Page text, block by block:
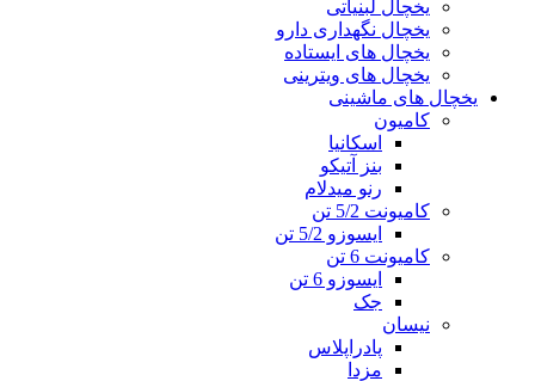
یخچال لبنیاتی
یخچال نگهداری دارو
یخچال های ایستاده
یخچال های ویترینی
یخچال های ماشینی
کامیون
اسکانیا
بنز آتیکو
رنو میدلام
کامیونت 5/2 تن
ایسوزو 5/2 تن
کامیونت 6 تن
ایسوزو 6 تن
جک
نیسان
پادراپلاس
مزدا